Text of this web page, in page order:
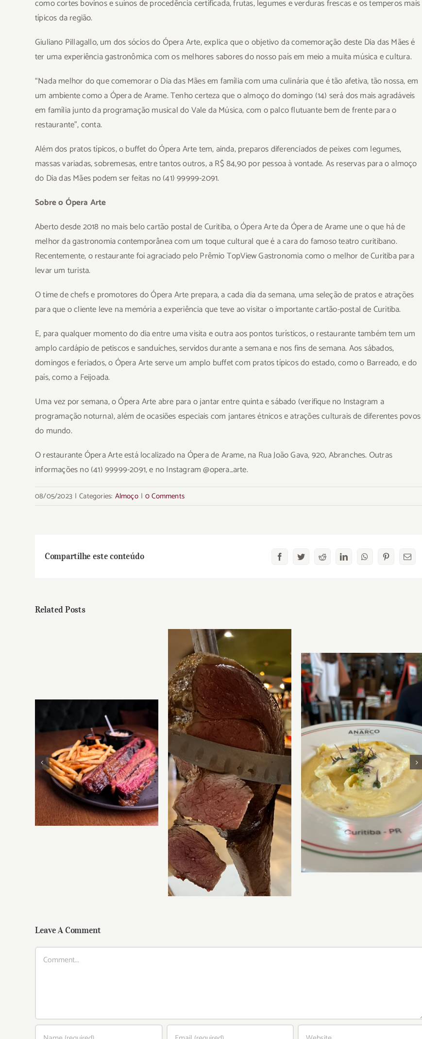
como cortes bovinos e suínos de procedência certificada, frutas, legumes e verduras frescas e os temperos mais
típicos da região.
Giuliano Pillagallo, um dos sócios do Ópera Arte, explica que o objetivo da comemoração deste Dia das Mães é
ter uma experiência gastronômica com os melhores sabores do nosso país em meio a muita música e cultura.
“Nada melhor do que comemorar o Dia das Mães em família com uma culinária que é tão afetiva, tão nossa, em
um ambiente como a Ópera de Arame. Tenho certeza que o almoço do domingo (14) será dos mais agradáveis
em família junto da programação musical do Vale da Música, com o palco flutuante bem de frente para o
restaurante”, conta.
Além dos pratos típicos, o buffet do Ópera Arte tem, ainda, preparos diferenciados de peixes com legumes,
massas variadas, sobremesas, entre tantos outros, a R$ 84,90 por pessoa à vontade. As reservas para o almoço
do Dia das Mães podem ser feitas no (41) 99999-2091.
Sobre o Ópera Arte
Aberto desde 2018 no mais belo cartão postal de Curitiba, o Ópera Arte da Ópera de Arame une o que há de
melhor da gastronomia contemporânea com um toque cultural que é a cara do famoso teatro curitibano.
Recentemente, o restaurante foi agraciado pelo Prêmio TopView Gastronomia como o melhor de Curitiba para
levar um turista.
O time de chefs e promotores do Ópera Arte prepara, a cada dia da semana, uma seleção de pratos e atrações
para que o cliente leve na memória a experiência que teve ao visitar o importante cartão-postal de Curitiba.
E, para qualquer momento do dia entre uma visita e outra aos pontos turísticos, o restaurante também tem um
amplo cardápio de petiscos e sanduíches, servidos durante a semana e nos fins de semana. Aos sábados,
domingos e feriados, o Ópera Arte serve um amplo buffet com pratos típicos do estado, como o Barreado, e do
país, como a Feijoada.
Uma vez por semana, o Ópera Arte abre para o jantar entre quinta e sábado (verifique no Instagram a
programação noturna), além de ocasiões especiais com jantares étnicos e atrações culturais de diferentes povos
do mundo.
O restaurante Ópera Arte está localizado na Ópera de Arame, na Rua João Gava, 920, Abranches. Outras
informações no (41) 99999-2091, e no Instagram @opera_arte.
08/05/2023 | Categories: Almoço | 0 Comments
Compartilhe este conteúdo FacebookTwitterRedditLinkedInWhatsAppPinterestEmail
Related Posts
Leave A Comment
Comment